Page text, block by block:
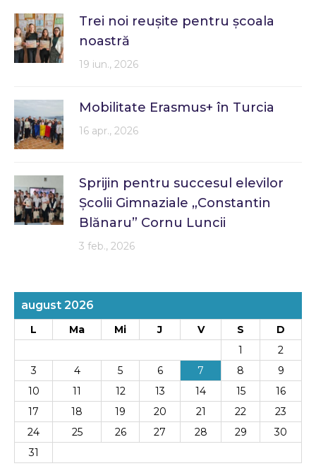
Trei noi reușite pentru școala
noastră
19 iun., 2026
Mobilitate Erasmus+ în Turcia
16 apr., 2026
Sprijin pentru succesul elevilor
Școlii Gimnaziale „Constantin
Blănaru” Cornu Luncii
3 feb., 2026
august 2026
L Ma Mi J V S
D
1
2
3
4 5 6 7 8
9
10
11 12 13 14 15
16
17
18 19 20 21 22
23
24
25 26 27 28 29
30
31